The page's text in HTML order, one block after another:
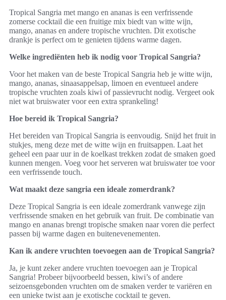
Tropical Sangria met mango en ananas is een verfrissende
zomerse cocktail die een fruitige mix biedt van witte wijn,
mango, ananas en andere tropische vruchten. Dit exotische
drankje is perfect om te genieten tijdens warme dagen.
Welke ingrediënten heb ik nodig voor Tropical Sangria?
Voor het maken van de beste Tropical Sangria heb je witte wijn,
mango, ananas, sinaasappelsap, limoen en eventueel andere
tropische vruchten zoals kiwi of passievrucht nodig. Vergeet ook
niet wat bruiswater voor een extra sprankeling!
Hoe bereid ik Tropical Sangria?
Het bereiden van Tropical Sangria is eenvoudig. Snijd het fruit in
stukjes, meng deze met de witte wijn en fruitsappen. Laat het
geheel een paar uur in de koelkast trekken zodat de smaken goed
kunnen mengen. Voeg voor het serveren wat bruiswater toe voor
een verfrissende touch.
Wat maakt deze sangria een ideale zomerdrank?
Deze Tropical Sangria is een ideale zomerdrank vanwege zijn
verfrissende smaken en het gebruik van fruit. De combinatie van
mango en ananas brengt tropische smaken naar voren die perfect
passen bij warme dagen en buitenevenementen.
Kan ik andere vruchten toevoegen aan de Tropical Sangria?
Ja, je kunt zeker andere vruchten toevoegen aan je Tropical
Sangria! Probeer bijvoorbeeld bessen, kiwi’s of andere
seizoensgebonden vruchten om de smaken verder te variëren en
een unieke twist aan je exotische cocktail te geven.